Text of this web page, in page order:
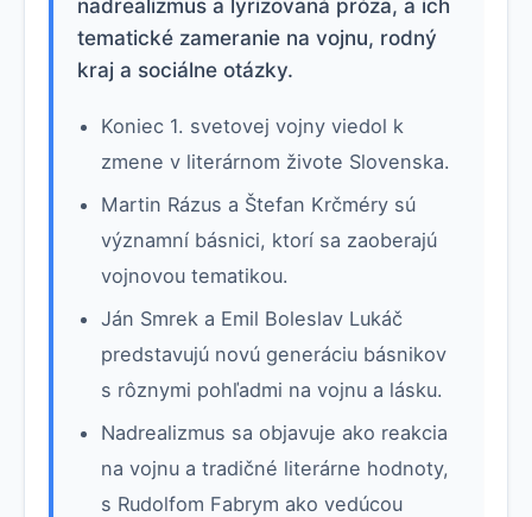
nadrealizmus a lyrizovaná próza, a ich
tematické zameranie na vojnu, rodný
kraj a sociálne otázky.
Koniec 1. svetovej vojny viedol k
zmene v literárnom živote Slovenska.
Martin Rázus a Štefan Krčméry sú
významní básnici, ktorí sa zaoberajú
vojnovou tematikou.
Ján Smrek a Emil Boleslav Lukáč
predstavujú novú generáciu básnikov
s rôznymi pohľadmi na vojnu a lásku.
Nadrealizmus sa objavuje ako reakcia
na vojnu a tradičné literárne hodnoty,
s Rudolfom Fabrym ako vedúcou